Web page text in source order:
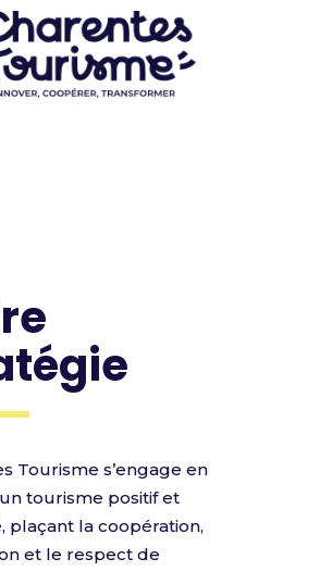
Tourisme s’engage en
tourisme positif et
plaçant la coopération,
et le respect de